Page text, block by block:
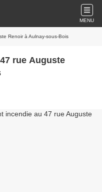
MENU
Renoir à Aulnay-sous-Bois
rue Auguste